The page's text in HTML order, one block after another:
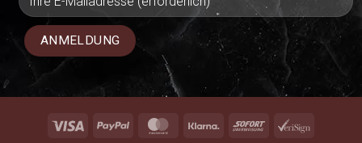
Visa PayPal MasterCardKlarna Sofort VeriSign